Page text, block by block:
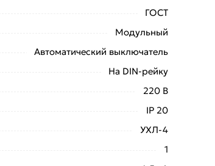
ГОСТ
Модульный
Автоматический выключатель
На DIN-рейку
220 В
IP 20
УХЛ-4
1